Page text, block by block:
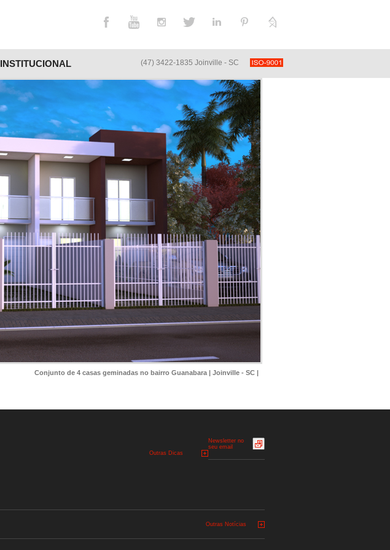
INSTITUCIONAL (47) 3422-1835 Joinville - SC
Conjunto de 4 casas geminadas no bairro Guanabara | Joinville - SC |
Newsletter no
seu email
Outras Dicas
Outras Notícias